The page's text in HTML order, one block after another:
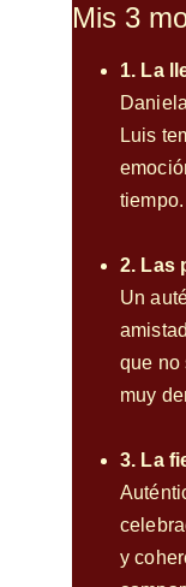
Mis 3
1. La
Luis
tiempo.
2. Las
Un
que no
muy
3. La
y